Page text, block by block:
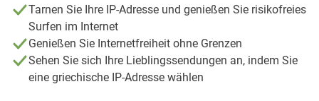
Tarnen Sie Ihre IP-Adresse und genießen Sie risikofreies
Surfen im Internet
Genießen Sie Internetfreiheit ohne Grenzen
Sehen Sie sich Ihre Lieblingssendungen an, indem Sie
eine griechische IP-Adresse wählen